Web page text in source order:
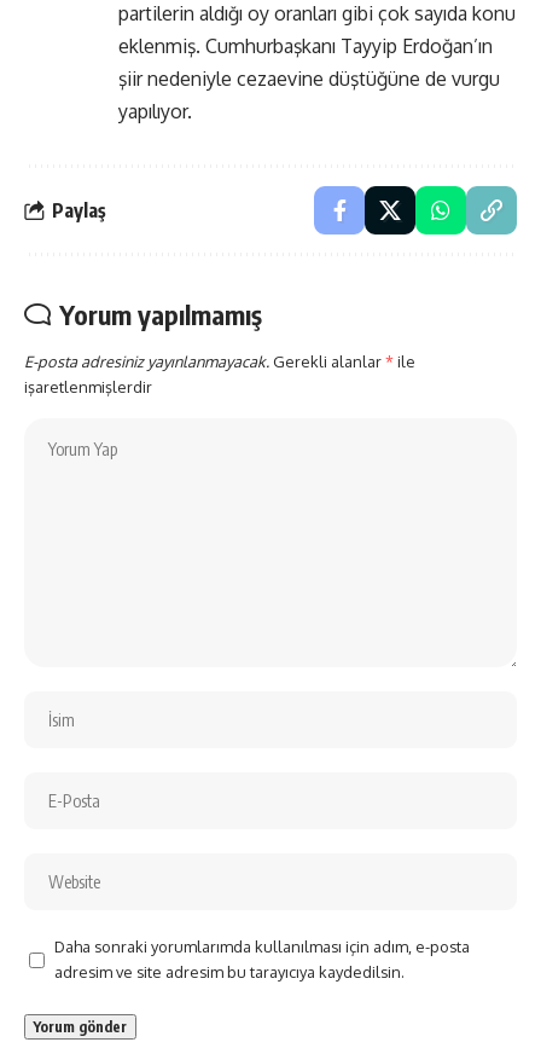
partilerin aldığı oy oranları gibi çok sayıda konu
eklenmiş. Cumhurbaşkanı Tayyip Erdoğan’ın
şiir nedeniyle cezaevine düştüğüne de vurgu
yapılıyor.
Paylaş
Yorum yapılmamış
E-posta adresiniz yayınlanmayacak. Gerekli alanlar*ile
işaretlenmişlerdir
Daha sonraki yorumlarımda kullanılması için adım, e-posta
adresim ve site adresim bu tarayıcıya kaydedilsin.